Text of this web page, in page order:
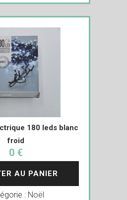
180 leds blanc
froid
0 €
AU PANIER
: Noël